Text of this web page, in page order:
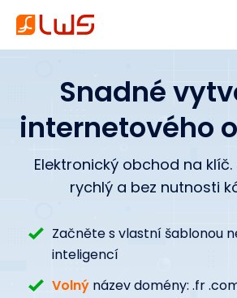
Snadné
internetového
Elektronický obchod na
rychlý a bez nutnosti
Začněte s vlastní šablonou
inteligencí
Volnýnázev domény: .fr